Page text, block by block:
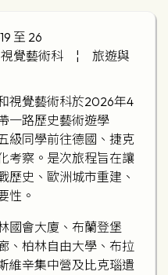
至 26
視覺藝術科 ¦
旅遊與
視覺藝術科於2026年4
一路歷史藝術遊學
級同學前往德國、捷克
考察。是次旅程旨在讓
歷史、歐洲城市重建、
性。
國會大廈、布蘭登堡
、柏林自由大學、布拉
維辛集中營及比克瑙遺